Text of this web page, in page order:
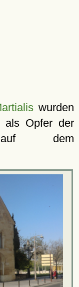
wurden
als Opfer der
auf dem